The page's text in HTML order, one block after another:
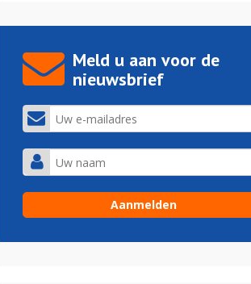
Meld u aan voor de
nieuwsbrief